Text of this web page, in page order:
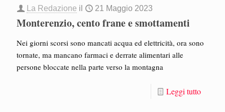
La Redazione il 21 Maggio 2023
Monterenzio, cento frane e smottamenti
Nei giorni scorsi sono mancati acqua ed elettricità, ora sono
tornate, ma mancano farmaci e derrate alimentari alle
persone bloccate nella parte verso la montagna
Leggi tutto